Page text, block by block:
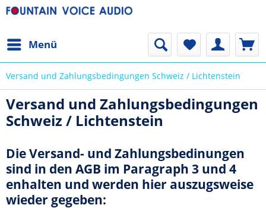
Menü
Versand und Zahlungsbedingungen Schweiz / Lichtenstein
Versand und Zahlungsbedingungen
Schweiz / Lichtenstein
Die Versand- und Zahlungsbedinungen
sind in den AGB im Paragraph 3 und 4
enhalten und werden hier auszugsweise
wieder gegeben: